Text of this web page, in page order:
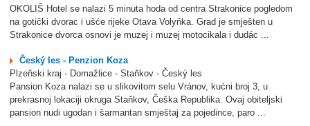
OKOLIŠ Hotel se nalazi 5 minuta hoda od centra Strakonice pogledom
na gotički dvorac i ušće rijeke Otava Volyňka. Grad je smješten u
Strakonice dvorca osnovi je muzej i muzej motocikala i dudác ...
Český les - Penzion Koza
Plzeňski kraj - Domažlice - Staňkov - Český les
Pansion Koza nalazi se u slikovitom selu Vránov, kućni broj 3, u
prekrasnoj lokaciji okruga Staňkov, Češka Republika. Ovaj obiteljski
pansion nudi ugodan i šarmantan smještaj za pojedince, paro ...